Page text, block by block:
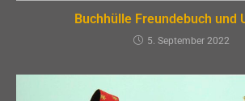
Buchhülle Freundebuch und
5. September 2022